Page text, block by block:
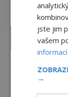
jste jim
vašem
informací
→